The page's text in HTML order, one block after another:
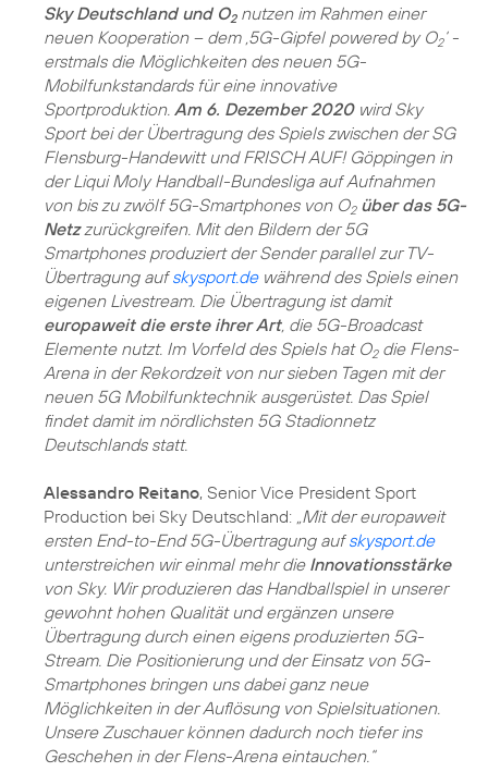
Sky Deutschland und O2nutzen im Rahmen einer
neuen Kooperation – dem ‚5G-Gipfel powered by O2‘ -
erstmals die Möglichkeiten des neuen 5G-
Mobilfunkstandards für eine innovative
Sportproduktion. Am 6. Dezember 2020wird Sky
Sport bei der Übertragung des Spiels zwischen der SG
Flensburg-Handewitt und FRISCH AUF! Göppingen in
der Liqui Moly Handball-Bundesliga auf Aufnahmen
von bis zu zwölf 5G-Smartphones von O2 über das 5G-
Netzzurückgreifen. Mit den Bildern der 5G
Smartphones produziert der Sender parallel zur TV-
Übertragung aufskysport.dewährend des Spiels einen
eigenen Livestream. Die Übertragung ist damit
europaweit die erste ihrer Art, die 5G-Broadcast
Elemente nutzt. Im Vorfeld des Spiels hat O2die Flens-
Arena in der Rekordzeit von nur sieben Tagen mit der
neuen 5G Mobilfunktechnik ausgerüstet. Das Spiel
findet damit im nördlichsten 5G Stadionnetz
Deutschlands statt.
Alessandro Reitano, Senior Vice President Sport
Production bei Sky Deutschland: „Mit der europaweit
ersten End-to-End 5G-Übertragung aufskysport.de
unterstreichen wir einmal mehr die Innovationsstärke
von Sky. Wir produzieren das Handballspiel in unserer
gewohnt hohen Qualität und ergänzen unsere
Übertragung durch einen eigens produzierten 5G-
Stream. Die Positionierung und der Einsatz von 5G-
Smartphones bringen uns dabei ganz neue
Möglichkeiten in der Auflösung von Spielsituationen.
Unsere Zuschauer können dadurch noch tiefer ins
Geschehen in der Flens-Arena eintauchen.“